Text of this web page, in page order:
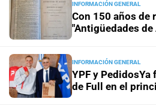
INFORMACIÓN GENERAL
Con 150 años de
"Antigüedades de
INFORMACIÓN GENERAL
YPF y
de Full en el